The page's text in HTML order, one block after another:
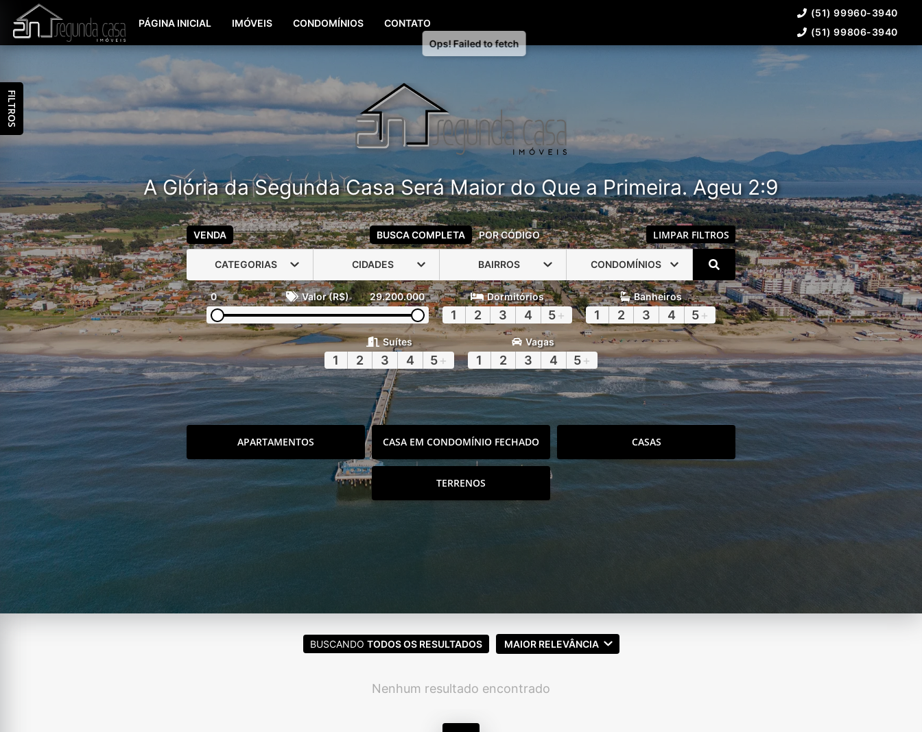
(51) 99960-3940
PÁGINA INICIAL IMÓVEIS CONDOMÍNIOS CONTATO
(51) 99960-3940
(51) 99806-3940
A Glória da Segunda Casa Será Maior do Que a Primeira. Ageu 2:9
VENDA BUSCA COMPLETA POR CÓDIGO LIMPAR FILTROS
CATEGORIAS CIDADES BAIRROS CONDOMÍNIOS
0 Valor (R$) 29.200.000 Dormitórios
1 2 3 4 5+
Banheiros
1 2 3 4 5+
Suítes
1 2 3 4 5+
Vagas
1 2 3 4 5+
APARTAMENTOS CASA EM CONDOMÍNIO FECHADO CASAS
TERRENOS
FILTROS
BUSCANDO TODOS OS RESULTADOS MAIOR RELEVÂNCIA
Nenhum resultado encontrado